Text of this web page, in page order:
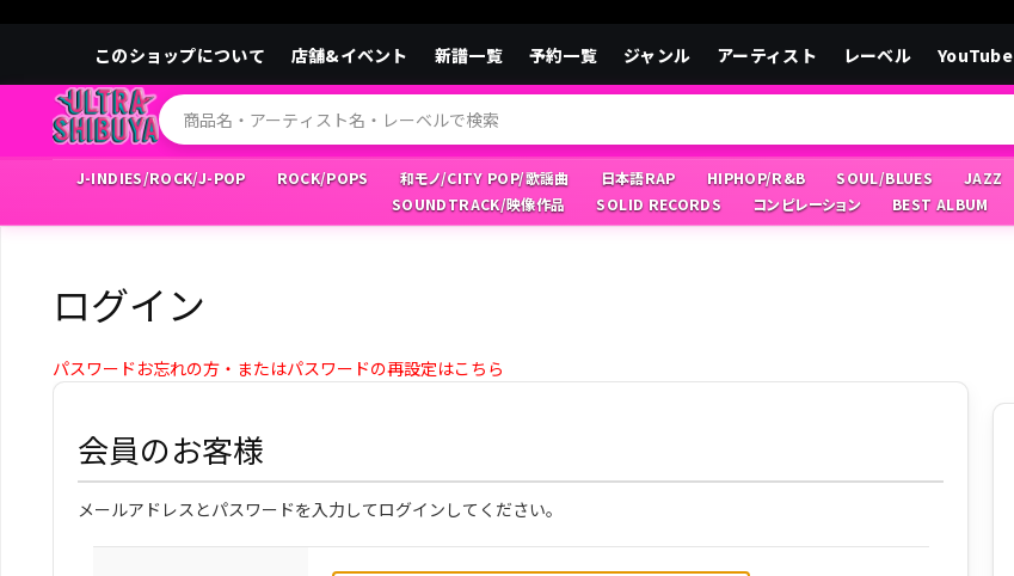
このショップについて 店舗&イベント 新譜一覧 予約一覧 ジャンル アーティスト レーベル YouTube
J-INDIES/ROCK/J-POP ROCK/POPS 和モノ/CITY POP/歌謡曲 日本語RAP HIPHOP/R&B SOUL/BLUES JAZZ
SOUNDTRACK/映像作品
SOLID RECORDS コンピレーション BEST ALBUM
ログイン
パスワードお忘れの方・またはパスワードの再設定はこちら
会員のお客様
メールアドレスとパスワードを入力してログインしてください。